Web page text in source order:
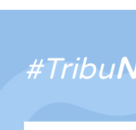
#Tribu